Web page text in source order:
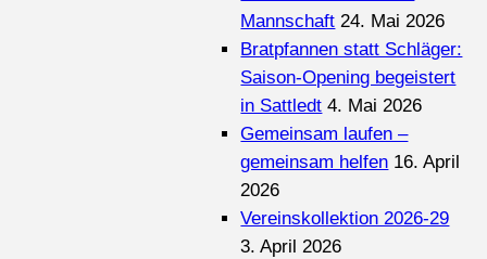
Mannschaft 24. Mai 2026
Bratpfannen statt Schläger:
Saison-Opening begeistert
in Sattledt 4. Mai 2026
Gemeinsam laufen –
gemeinsam helfen 16. April
2026
Vereinskollektion 2026-29
3. April 2026